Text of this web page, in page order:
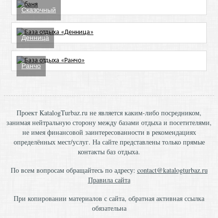
Сказочный
Денница
Ранчо
Проект KatalogTurbaz.ru не является каким-либо посредником,
занимая нейтральную сторону между базами отдыха и посетителями,
не имея финансовой заинтересованности в рекомендациях
определённых мест/услуг. На сайте представлены только прямые
контакты баз отдыха.
По всем вопросам обращайтесь по адресу: contact@katalogturbaz.ru
Правила сайта
При копировании материалов с сайта, обратная активная ссылка
обязательна